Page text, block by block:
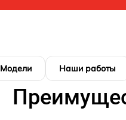
Модели Наши работы